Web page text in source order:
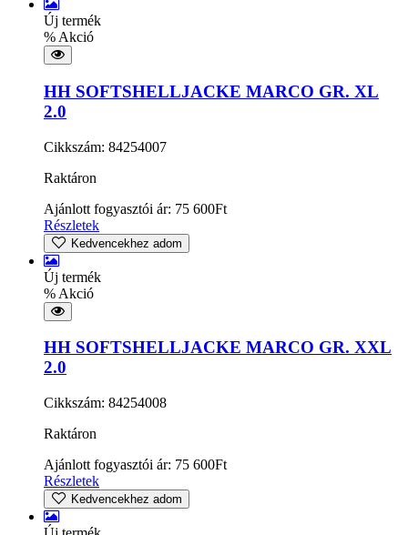
Új termék
% Akció
HH SOFTSHELLJACKE MARCO GR. XL
2.0
Cikkszám: 84254007
Raktáron
Ajánlott fogyasztói ár: 75 600Ft
Részletek
Kedvencekhez adom
Új termék
% Akció
HH SOFTSHELLJACKE MARCO GR. XXL
2.0
Cikkszám: 84254008
Raktáron
Ajánlott fogyasztói ár: 75 600Ft
Részletek
Kedvencekhez adom